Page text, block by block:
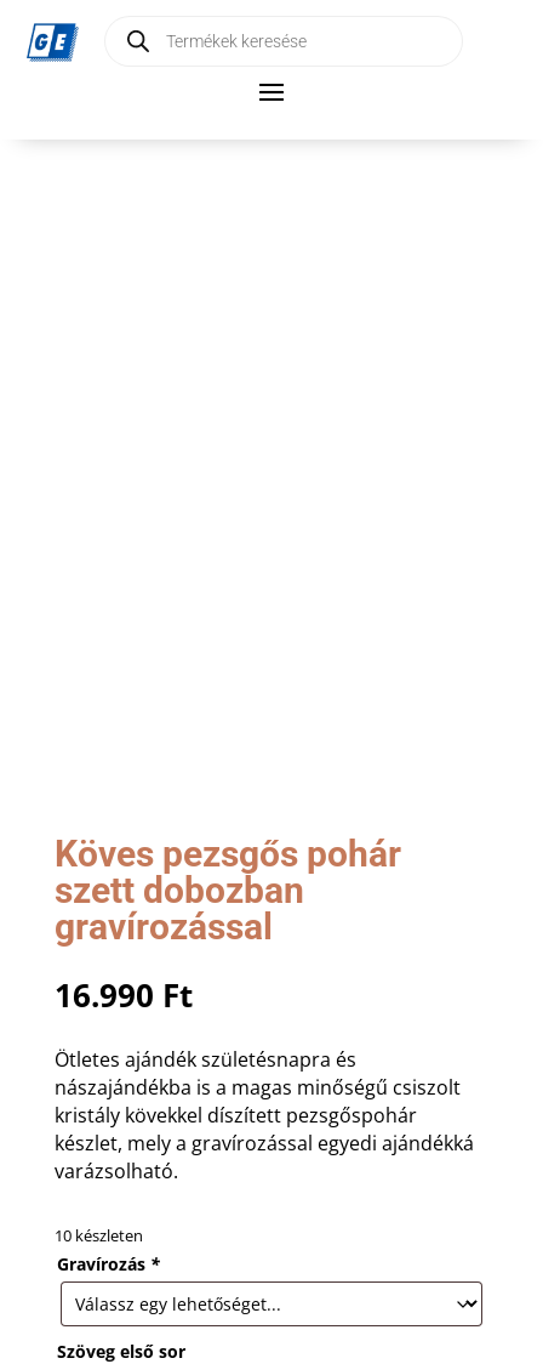
search
Köves pezsgős pohár
szett dobozban
gravírozással
16.990 Ft
Ötletes ajándék születésnapra és
nászajándékba is a magas minőségű csiszolt
kristály kövekkel díszített pezsgőspohár
készlet, mely a gravírozással egyedi ajándékká
varázsolható.
10 készleten
Gravírozás *
Szöveg első sor